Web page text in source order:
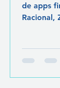
de apps
Racional,